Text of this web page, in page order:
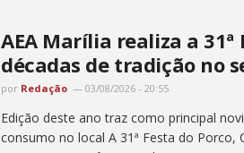
AEA Marília realiza a
décadas de tradição no
por Redação 03/08/2026 - 20:55
Edição deste ano traz como principal
consumo no local A 31ª Festa do Porco,